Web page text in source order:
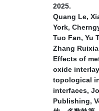
2025.
Quang Le,
York,
Tuo Fan, Yu
Zhang
Effects of
oxide
topological
interfaces,
Publishing,